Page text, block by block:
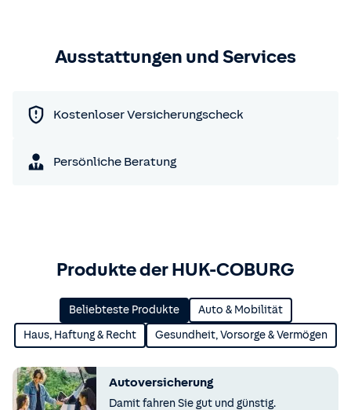
Ausstattungen und Services
Kostenloser Versicherungscheck
Persönliche Beratung
Produkte der HUK-COBURG
Beliebteste Produkte Auto & Mobilität
Haus, Haftung & Recht Gesundheit, Vorsorge & Vermögen
Autoversicherung
Damit fahren Sie gut und günstig.